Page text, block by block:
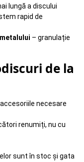
lungă a discului
rapid de
– granulație
de la
necesare
renumiți, nu cu
sunt în stoc și gata